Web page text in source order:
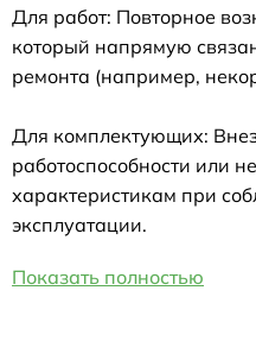
Для работ: Повторное
который напрямую
ремонта (например,
Для комплектующих:
работоспособности или
характеристикам при
эксплуатации.
Показать полностью